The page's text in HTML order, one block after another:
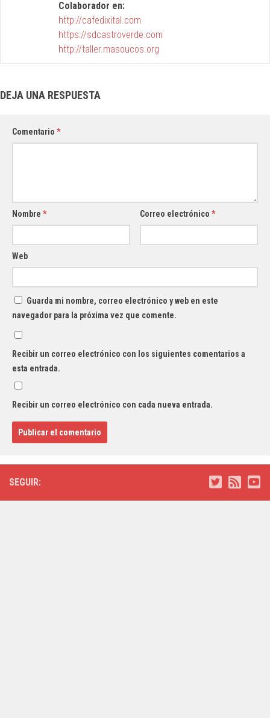
Colaborador en:
http://cafedixital.com
https://sdcastroverde.com
http://taller.masoucos.org
DEJA UNA RESPUESTA
Comentario *
Nombre * Correo electrónico*
Web
Guarda mi nombre, correo electrónico y web en este
navegador para la próxima vez que comente.
Recibir un correo electrónico con los siguientes comentarios a
esta entrada.
Recibir un correo electrónico con cada nueva entrada.
SEGUIR: